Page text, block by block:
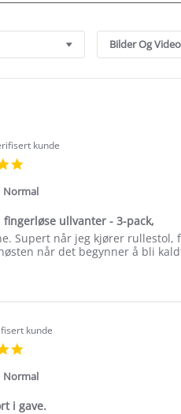
Bilder Og
kunde
rating
Normal
ullvanter - 3-pack,
Supert når jeg kjører
når det begynner å bli
Review
Svein
L.
on
3
Aug
kunde
rating
Normal
i gave.